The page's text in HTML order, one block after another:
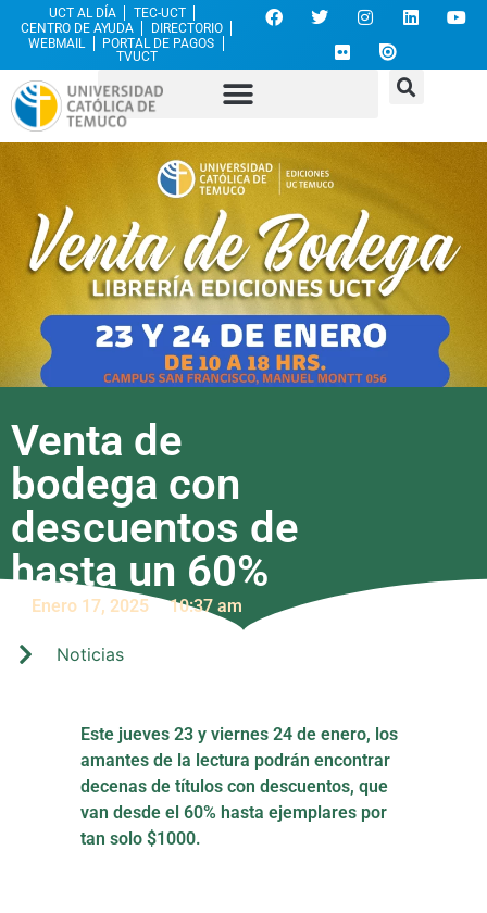
UCT AL DÍA
TEC-UCT
CENTRO DE AYUDA
DIRECTORIO
WEBMAIL
PORTAL DE PAGOS
TVUCT
Venta de
bodega con
descuentos de
hasta un 60%
Enero 17, 2025 10:37 am
Noticias
Este jueves 23 y viernes 24 de enero, los
amantes de la lectura podrán encontrar
decenas de títulos con descuentos, que
van desde el 60% hasta ejemplares por
tan solo $1000.